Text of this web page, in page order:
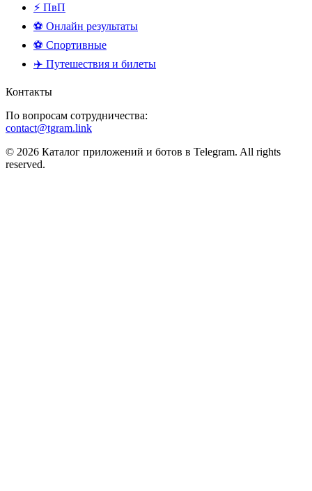
⚡ ПвП
⚽ Онлайн результаты
⚽ Спортивные
✈️ Путешествия и билеты
Контакты
По вопросам сотрудничества:
contact@tgram.link
© 2026 Каталог приложений и ботов в Telegram. All rights
reserved.